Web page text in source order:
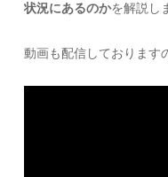
状況にあるのかを解説し
動画も配信しております